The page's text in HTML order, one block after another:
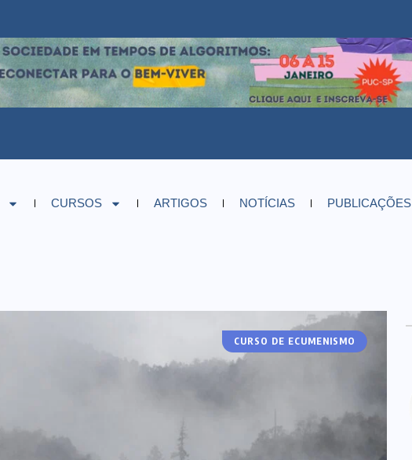
CURSOS ARTIGOS NOTÍCIAS PUBLICAÇÕES
ARTIGOS
CURSO DE ECUMENISMO